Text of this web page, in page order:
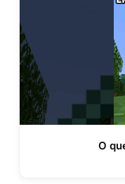
O